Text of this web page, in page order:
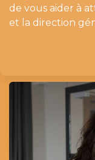
de vous aider à
et la direction